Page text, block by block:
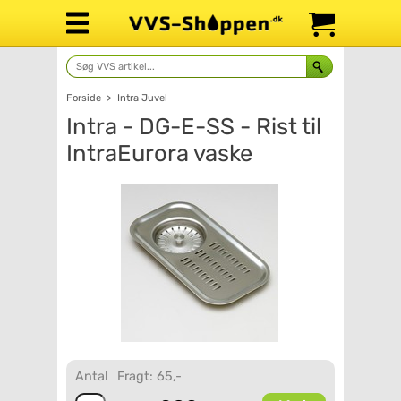
Forside > Intra Juvel
Intra - DG-E-SS - Rist til
IntraEurora vaske
Antal Fragt: 65,-